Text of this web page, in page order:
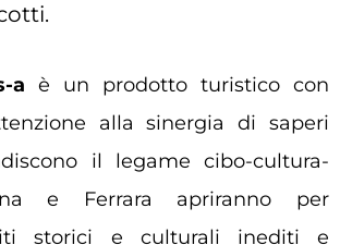
a è un prodotto turistico con
alla sinergia di saperi
il legame cibo-cultura-
e Ferrara apriranno per
siti storici e culturali inediti e